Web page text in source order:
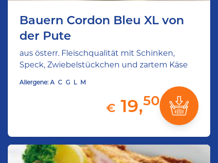
Bauern Cordon Bleu XL von
der Pute
aus österr. Fleischqualität mit Schinken,
Speck, Zwiebelstückchen und zartem Käse
Allergene: A C G L M
€ 19,50